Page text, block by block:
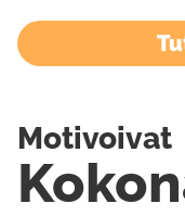
Motivoivat